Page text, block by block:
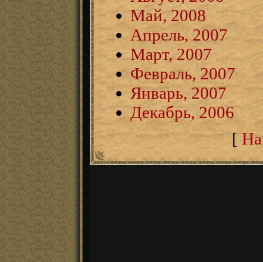
Май, 2008
Апрель, 2007
Март, 2007
Февраль, 2007
Январь, 2007
Декабрь, 2006
[